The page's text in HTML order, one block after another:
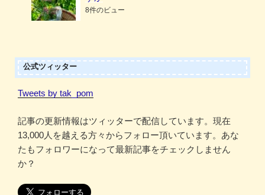
8件のビュー
公式ツィッター
Tweets by tak_pom
記事の更新情報はツィッターで配信しています。現在
13,000人を越える方々からフォロー頂いています。あな
たもフォロワーになって最新記事をチェックしません
か？